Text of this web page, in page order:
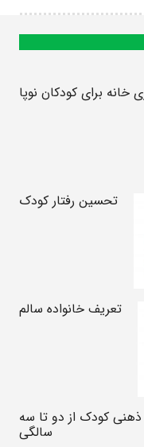
خانه برای کودکان نوپا
تحسین رفتار کودک
تعریف خانواده سالم
کودک از دو تا سه
سالگی